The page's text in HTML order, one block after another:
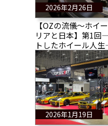
2026年2月26日
【OZの流儀〜ホイ
リアと日本】第1回
トしたホイール人
2026年1月19日